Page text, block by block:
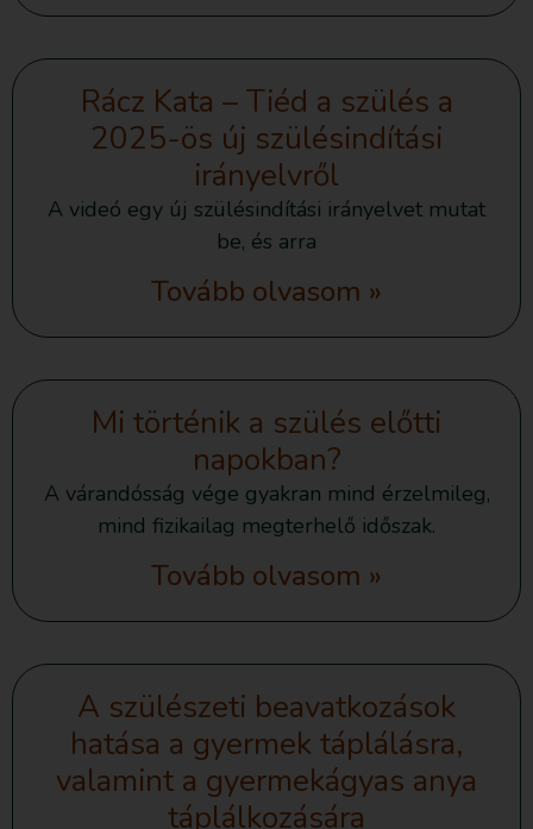
Rácz Kata – Tiéd a szülés a
2025-ös új szülésindítási
irányelvről
A videó egy új szülésindítási irányelvet mutat
be, és arra
Tovább olvasom »
Mi történik a szülés előtti
napokban?
A várandósság vége gyakran mind érzelmileg,
mind fizikailag megterhelő időszak.
Tovább olvasom »
A szülészeti beavatkozások
hatása a gyermek táplálásra,
valamint a gyermekágyas anya
táplálkozására